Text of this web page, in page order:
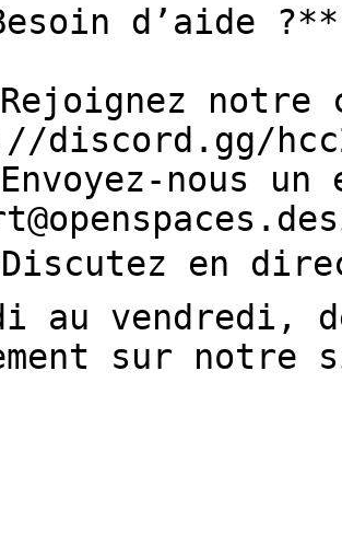
d’aide ?**
notre
discord.gg/
nous
en
au vendredi,
sur notre